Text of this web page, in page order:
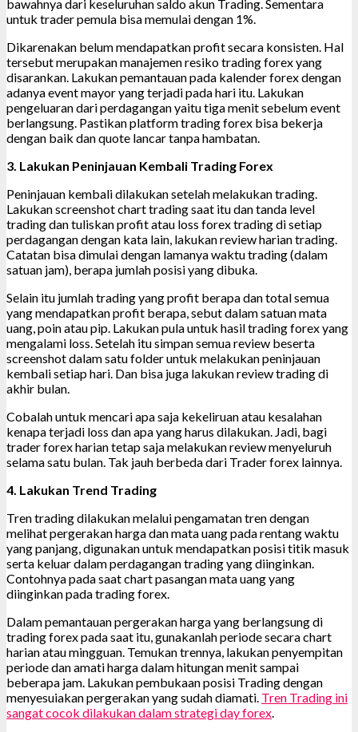
bawahnya dari keseluruhan saldo akun Trading. Sementara
untuk trader pemula bisa memulai dengan 1%.
Dikarenakan belum mendapatkan profit secara konsisten. Hal
tersebut merupakan manajemen resiko trading forex yang
disarankan. Lakukan pemantauan pada kalender forex dengan
adanya event mayor yang terjadi pada hari itu. Lakukan
pengeluaran dari perdagangan yaitu tiga menit sebelum event
berlangsung. Pastikan platform trading forex bisa bekerja
dengan baik dan quote lancar tanpa hambatan.
3. Lakukan Peninjauan Kembali Trading Forex
Peninjauan kembali dilakukan setelah melakukan trading.
Lakukan screenshot chart trading saat itu dan tanda level
trading dan tuliskan profit atau loss forex trading di setiap
perdagangan dengan kata lain, lakukan review harian trading.
Catatan bisa dimulai dengan lamanya waktu trading (dalam
satuan jam), berapa jumlah posisi yang dibuka.
Selain itu jumlah trading yang profit berapa dan total semua
yang mendapatkan profit berapa, sebut dalam satuan mata
uang, poin atau pip. Lakukan pula untuk hasil trading forex yang
mengalami loss. Setelah itu simpan semua review beserta
screenshot dalam satu folder untuk melakukan peninjauan
kembali setiap hari. Dan bisa juga lakukan review trading di
akhir bulan.
Cobalah untuk mencari apa saja kekeliruan atau kesalahan
kenapa terjadi loss dan apa yang harus dilakukan. Jadi, bagi
trader forex harian tetap saja melakukan review menyeluruh
selama satu bulan. Tak jauh berbeda dari Trader forex lainnya.
4. Lakukan Trend Trading
Tren trading dilakukan melalui pengamatan tren dengan
melihat pergerakan harga dan mata uang pada rentang waktu
yang panjang, digunakan untuk mendapatkan posisi titik masuk
serta keluar dalam perdagangan trading yang diinginkan.
Contohnya pada saat chart pasangan mata uang yang
diinginkan pada trading forex.
Dalam pemantauan pergerakan harga yang berlangsung di
trading forex pada saat itu, gunakanlah periode secara chart
harian atau mingguan. Temukan trennya, lakukan penyempitan
periode dan amati harga dalam hitungan menit sampai
beberapa jam. Lakukan pembukaan posisi Trading dengan
menyesuiakan pergerakan yang sudah diamati. Tren Trading ini
sangat cocok dilakukan dalam strategi day forex.